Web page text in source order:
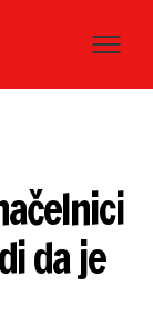
da je